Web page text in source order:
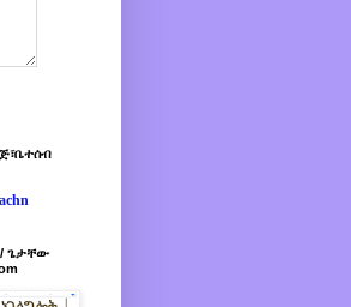
/ ጌታቸው